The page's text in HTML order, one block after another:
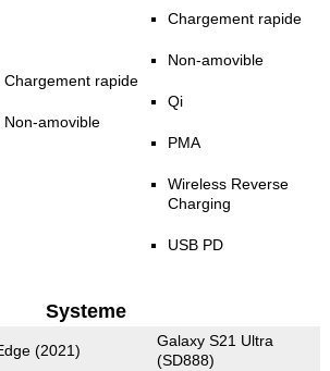
Chargement rapide
Non-amovible
Chargement rapide
Non-amovible
Qi
PMA
Wireless Reverse
Charging
USB PD
Systeme
(2021)
Galaxy S21 Ultra
(SD888)